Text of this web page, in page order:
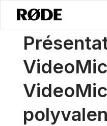
Nouvelles / Présentation Du